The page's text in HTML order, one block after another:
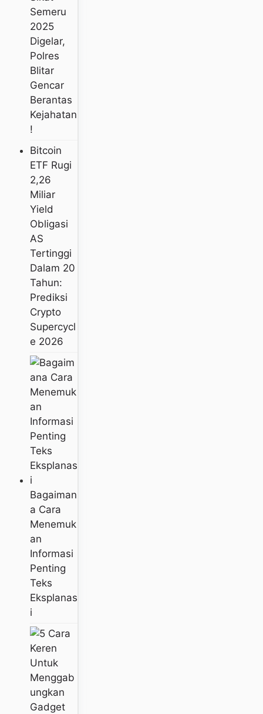
Semeru
2025
Digelar,
Polres
Blitar
Gencar
Berantas
Kejahatan
!
Bitcoin
ETF Rugi
2,26
Miliar
Yield
Obligasi
AS
Tertinggi
Dalam 20
Tahun:
Prediksi
Crypto
Supercycl
E 2026
Bagaiman
A Cara
Menemuk
An
Informasi
Penting
Teks
Eksplanas
I